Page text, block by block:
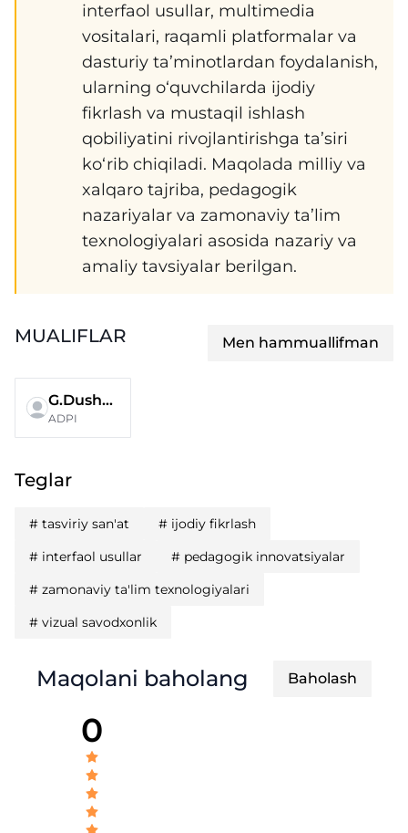
interfaol usullar, multimedia
vositalari, raqamli platformalar va
dasturiy ta’minotlardan foydalanish,
ularning o‘quvchilarda ijodiy
fikrlash va mustaqil ishlash
qobiliyatini rivojlantirishga ta’siri
ko‘rib chiqiladi. Maqolada milliy va
xalqaro tajriba, pedagogik
nazariyalar va zamonaviy ta’lim
texnologiyalari asosida nazariy va
amaliy tavsiyalar berilgan.
MUALIFLAR Men hammuallifman
G.Dushabayeva
ADPI
Teglar
# tasviriy san'at # ijodiy fikrlash
# interfaol usullar # pedagogik innovatsiyalar
# zamonaviy ta'lim texnologiyalari
# vizual savodxonlik
Maqolani baholang Baholash
0